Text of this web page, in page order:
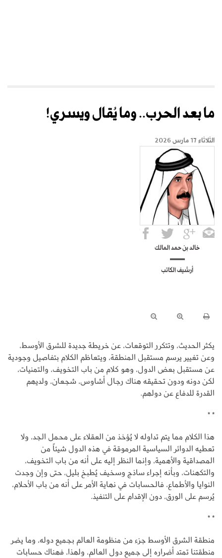
ما بعد الحرب.. وما يُقال ويسري!
الثلاثاء 17 مارس 2026
خالد بن حمد المالك
أرشيف الكاتب
يكثر الحديث، وتتكرر التوقعات، عن خريطة جديدة للشرق الأوسط،
وعن تغيير يرسم مستقبل المنطقة، ويتعاظم الكلام بتفاصيل وجودية
عن مستقبل بعض الدول، وهو كلام من باب التخويف، والتمنيات،
لكن دونه ودون تحقيقه هناك رجال أشاوس، شجعان، ولديهم
القدرة للدفاع عن دولهم.
* *
هذا الكلام مما يتم تداوله لا يُؤخذ من العقلاء على محمل الجد، ولا
تعطيه الدوائر السياسية المرموقة في هذه الدول شيئاً من
المصداقية والأهمية، وإنما النظر إليه على أنه من باب التخويف،
والتكهنات، وبأنه إجراء ساذج وسخيف يُطبخ بليل، حتى وإن وجدت
النوايا والأطماع، فالحسابات في نهاية الأمر على أنه من باب الأحلام،
يُرسم على الورق، دون الإقدام على التنفيذ.
* *
منطقة الشرق الأوسط جزء من منظومة العالم بجميع دوله، وما يضر
منطقتنا تمتد أضراره إلى جميع دول العالم، ولهذا، فهناك حسابات